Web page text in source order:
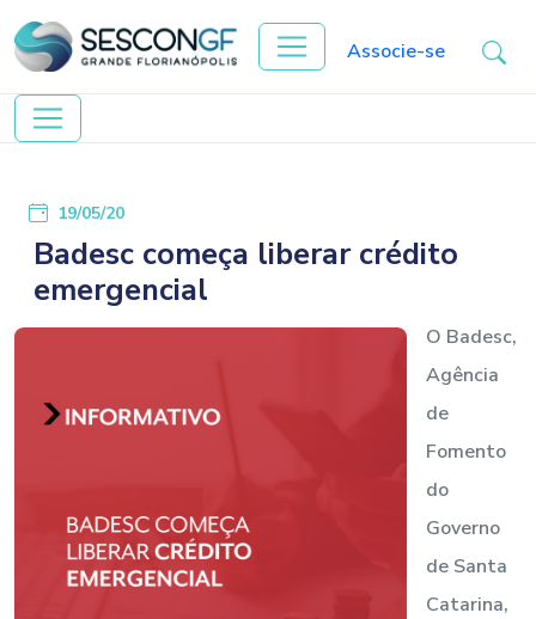
Associe-se
19/05/20
Badesc começa liberar crédito
emergencial
O Badesc,
Agência
de
Fomento
do
Governo
de Santa
Catarina,